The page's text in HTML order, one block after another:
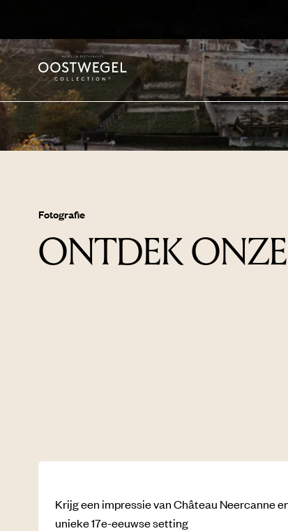
Fotografie
ONTDEK
Krijg een impressie van Château Neercanne
unieke 17e-eeuwse setting